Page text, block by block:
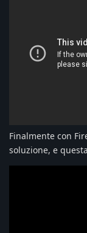
Finalmente con
soluzione, e